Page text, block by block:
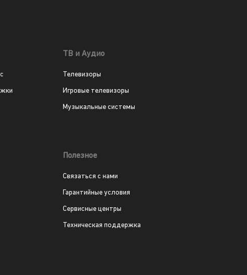
ТВ и Аудио
Телевизоры
Игровые телевизоры
Музыкальные системы
Полезное
Связаться с нами
Гарантийные условия
Сервисные центры
Техническая поддержка